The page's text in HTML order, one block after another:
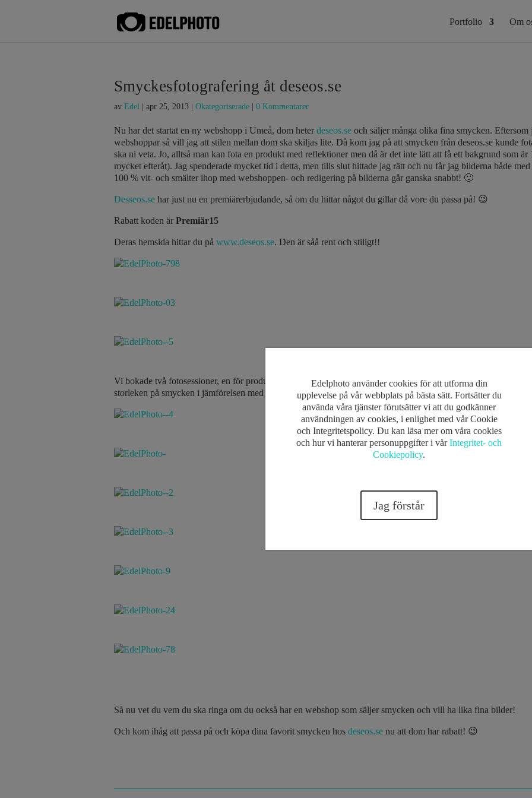
Portfolio Om
Smyckesfotografering åt deseos.se
av Edel apr 25, 2013 Okategoriserade 0 Kommentarer
Nu har det startat en ny webshopp i Umeå, dom heter deseos.se och säljer många olika fina smycken. Eftersom
webshoppar så vill jag att stilen mellan dom ska skiljas lite. Då kom jag på att smycken från deseos.se kunde
ska ni veta. Jo, alltså man kan fota en produkt med reflektioner men då är det inte lätt att få ett bakgrund som
mycket efteråt). Jag spenderade mycket tid i detta, men tills slut hittade jag rätt och nu får jag bilderna både
100 % vit- och smälter ihop med webshoppen- och redigering på bilderna går ganska snabbt! 🙂
Desseos.se har just nu en premiärerbjudande, så om du hittar något du gillar då vore du passa på! 😉
Rabatt koden är Premiär15
Deras hemsida hittar du på www.deseos.se. Den är såå rent och stiligt!!
Vi bokade två fotosessioner, en för produktfotografering och en där vi fotade alla smycken på en modell. Dom
storleken på smycken i jämförelsen med kroppen. Smart tycker jag! 🙂
Så nu vet du vem du ska ringa om du också har en webshop som säljer smycken och vill ha lika fina bilder!
Och kom ihåg att passa på och köpa dina favorit smycken hos deseos.se nu att dom har rabatt! 😉
Edelphoto använder cookies för att utforma din
upplevelse på vår webbplats på bästa sätt. Fortsätter du
använda våra tjänster förutsätter vi att du godkänner
användningen av cookies, i enlighet med vår Cookie
och Integritetspolicy. Du kan läsa mer om våra cookies
och hur vi hanterar personuppgifter i vårIntegritet- och
Cookiepolicy.
Jag förstår